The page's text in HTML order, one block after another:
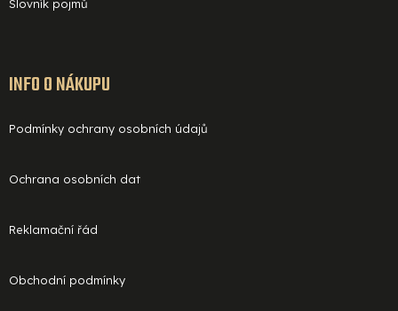
Slovník pojmů
INFO O NÁKUPU
Podmínky ochrany osobních údajů
Ochrana osobních dat
Reklamační řád
Obchodní podmínky